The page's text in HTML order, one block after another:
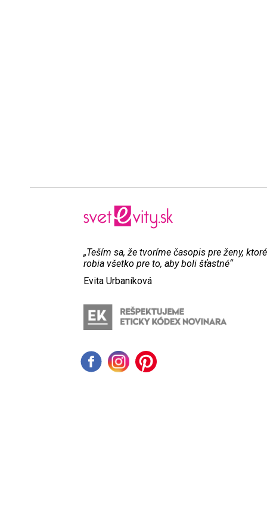
„Teším sa, že tvoríme časopis pre ženy, ktoré
robia všetko pre to, aby boli šťastné“
Evita Urbaníková